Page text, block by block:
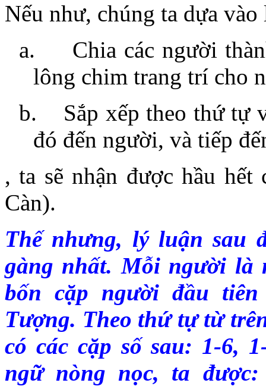
Nếu như, chúng ta dựa
a.
Chia các người
lông chim trang trí cho
b.
Sắp xếp theo thứ tự
đó đến người, và tiếp
, ta sẽ nhận được hầu
Càn).
Thế nhưng, lý luận sau
gàng nhất. Mỗi người là
bốn cặp người đầu
Tượng. Theo thứ tự từ
có các cặp số sau: 1-6,
ngữ nòng nọc, ta được: